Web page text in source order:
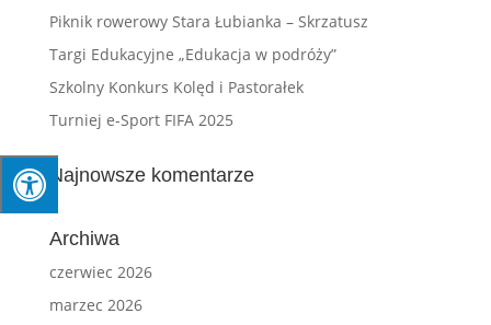
Piknik rowerowy Stara Łubianka – Skrzatusz
Targi Edukacyjne „Edukacja w podróży”
Szkolny Konkurs Kolęd i Pastorałek
Turniej e-Sport FIFA 2025
Najnowsze komentarze
Archiwa
czerwiec 2026
marzec 2026